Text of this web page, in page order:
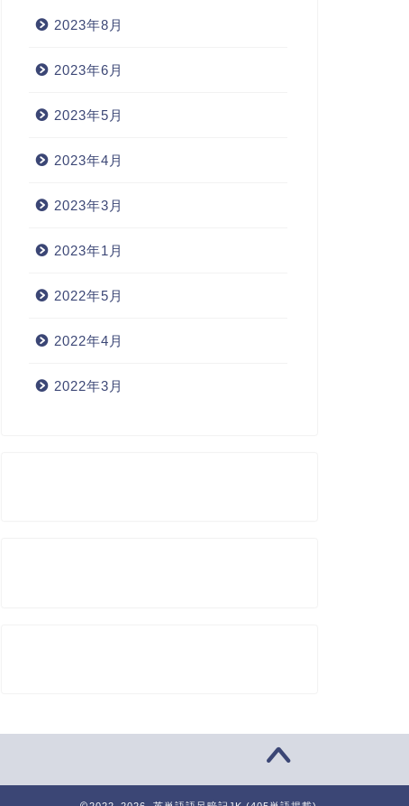
2022年3月23日
2023年8月
2023年6月
2023年5月
2023年4月
2023年3月
2023年1月
2022年5月
2022年4月
2022年3月